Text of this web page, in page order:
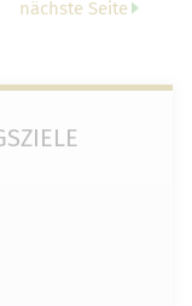
nächste Seite